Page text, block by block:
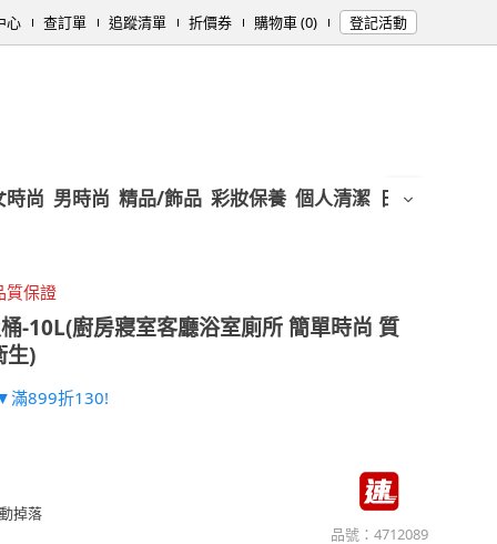
心 查訂單 追蹤清單 折價券 購物車 (0) 登記活動
時尚 男時尚 精品/飾品 彩妝保養 個人清潔 日用/紙品
質保證
-10L(廚房寢室客廳浴室廁所 簡單時尚 質
生)
滿899折130!
掉落
品號： 4712089